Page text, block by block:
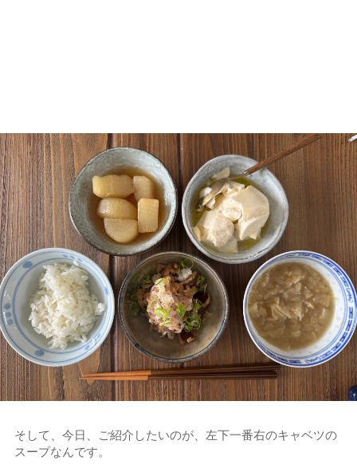
そして、今日、ご紹介したいのが、左下一番右のキャベツの
スープなんです。